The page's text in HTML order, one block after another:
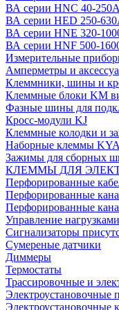
ВА серии HNC 40-
ВА серии HED 250-
ВА серии HNE 320-
ВА серии HNF 500-
Измерительные
Амперметры и
Клеммники, шины и
Клеммные блоки KM
Фазные шины для
Кросс-модули KJ
Клеммные колодки и
Наборные клеммы
Зажимы для сборных
КЛЕММЫ ДЛЯ
Перфорированные
Перфорированные
Перфорированные
Управление
Сигнализаторы
Сумереные датчики
Диммеры
Термостаты
Трассировочные и
Электроустановочные
Электроустановочные